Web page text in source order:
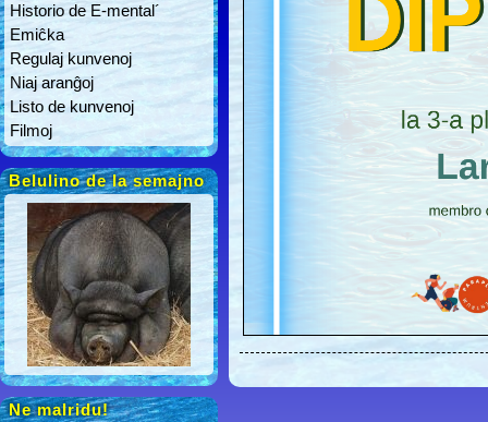
Historio de E-mental´
Emiĉka
Regulaj kunvenoj
Niaj aranĝoj
Listo de kunvenoj
Filmoj
Belulino de la semajno
Ne malridu!